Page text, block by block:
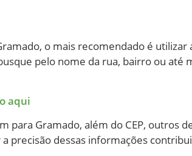
o mais recomendado é
pelo nome da rua, bairro ou até
aqui
Gramado, além do CEP, outros
precisão dessas informações